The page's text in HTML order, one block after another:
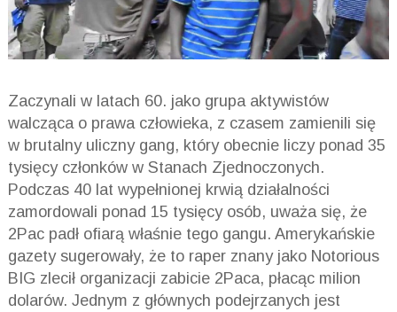
Zaczynali w latach 60. jako grupa aktywistów
walcząca o prawa człowieka, z czasem zamienili się
w brutalny uliczny gang, który obecnie liczy ponad 35
tysięcy członków w Stanach Zjednoczonych.
Podczas 40 lat wypełnionej krwią działalności
zamordowali ponad 15 tysięcy osób, uważa się, że
2Pac padł ofiarą właśnie tego gangu. Amerykańskie
gazety sugerowały, że to raper znany jako Notorious
BIG zlecił organizacji zabicie 2Paca, płacąc milion
dolarów. Jednym z głównych podejrzanych jest